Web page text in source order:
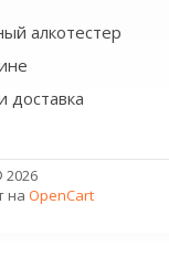
алкотестер
доставка
2026
на OpenCart